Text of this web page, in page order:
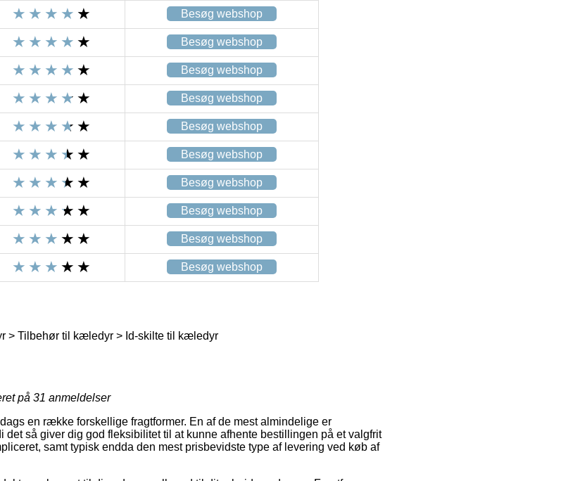
Besøg webshop
Besøg webshop
Besøg webshop
Besøg webshop
Besøg webshop
Besøg webshop
Besøg webshop
Besøg webshop
Besøg webshop
Besøg webshop
> Tilbehør til kæledyr > Id-skilte til kæledyr
på 31 anmeldelser
en række forskellige fragtformer. En af de mest almindelige er
det så giver dig god fleksibilitet til at kunne afhente bestillingen på et valgfrit
samt typisk endda den mest prisbevidste type af levering ved køb af